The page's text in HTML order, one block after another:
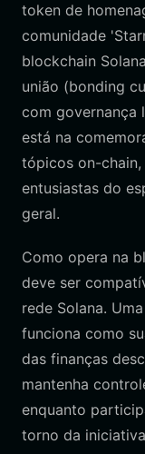
token de
comunidade
blockchain
união (bonding
com governança
está na
tópicos on-
entusiastas do
geral.
Como opera na
deve ser
rede Solana.
funciona como
das finanças
mantenha
enquanto
torno da